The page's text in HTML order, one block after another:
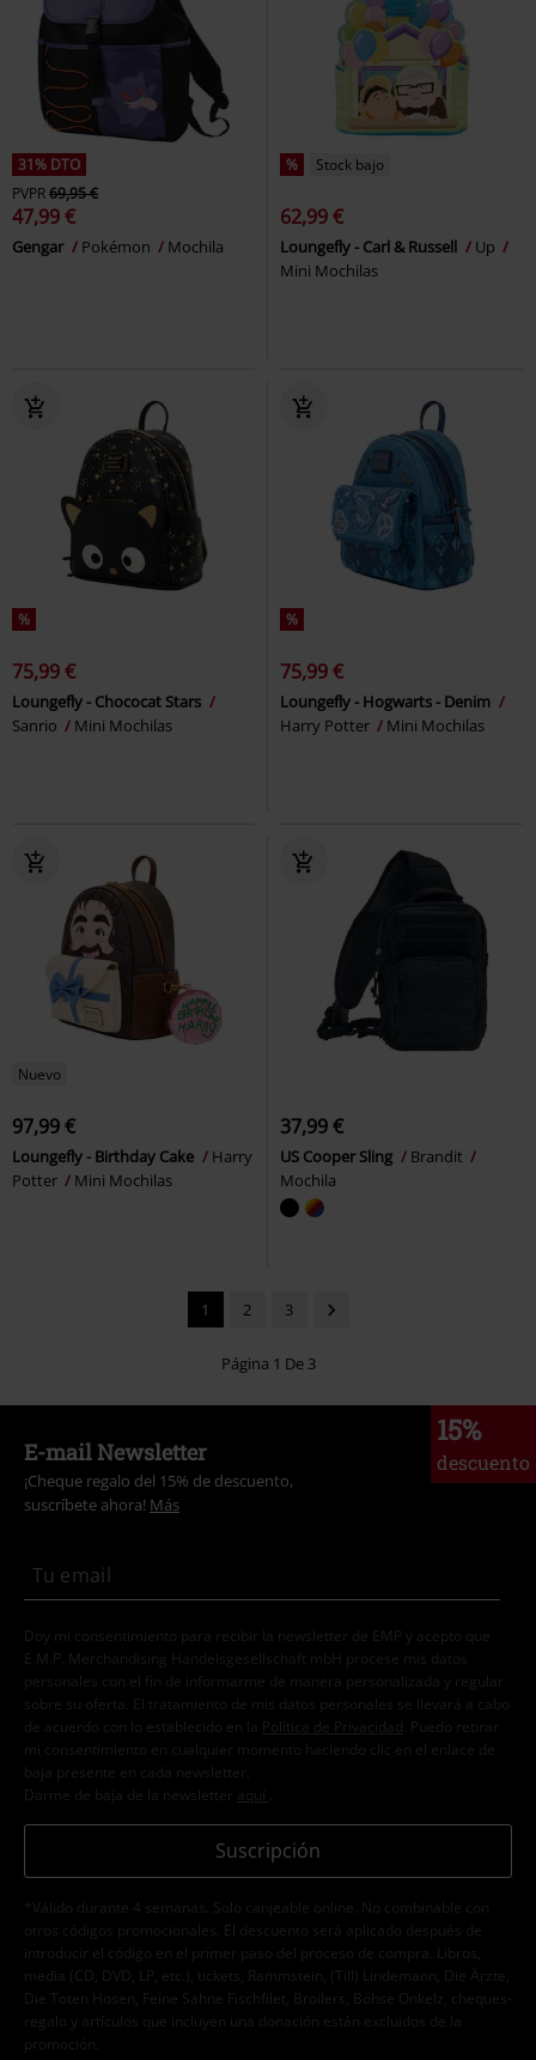
31% DTO
PVPR69,95 €
47,99 €
Gengar Pokémon Mochila
% Stock bajo
62,99 €
Loungefly - Carl & Russell
Up
Mini Mochilas
%
75,99 €
Loungefly - Chococat Stars
Sanrio
Mini Mochilas
%
75,99 €
Loungefly - Hogwarts - Denim
Harry Potter
Mini Mochilas
Nuevo
97,99 €
Loungefly - Birthday Cake
Harry
Potter
Mini Mochilas
37,99 €
US Cooper Sling
Brandit
Mochila
1 2 3
Página 1 De 3
15%
descuento
E-mail Newsletter
¡Cheque regalo del 15% de descuento,
suscríbete ahora! Más
Doy mi consentimiento para recibir la newsletter de EMP y acepto que
E.M.P. Merchandising Handelsgesellschaft mbH procese mis datos
personales con el fin de informarme de manera personalizada y regular
sobre su oferta. El tratamiento de mis datos personales se llevará a cabo
de acuerdo con lo establecido en la
Política de Privacidad . Puedo retirar
mi consentimiento en cualquier momento haciendo clic en el enlace de
baja presente en cada newsletter.
Darme de baja de la newsletter
aquí
Suscripción
*Válido durante 4 semanas. Solo canjeable online. No combinable con
otros códigos promocionales. El descuento será aplicado después de
introducir el código en el primer paso del proceso de compra. Libros,
media (CD, DVD, LP, etc.), tickets, Rammstein, (Till) Lindemann, Die Ärzte,
Die Toten Hosen, Feine Sahne Fischfilet, Broilers, Böhse Onkelz, cheques-
regalo y artículos que incluyen una donación están excluidos de la
promoción.